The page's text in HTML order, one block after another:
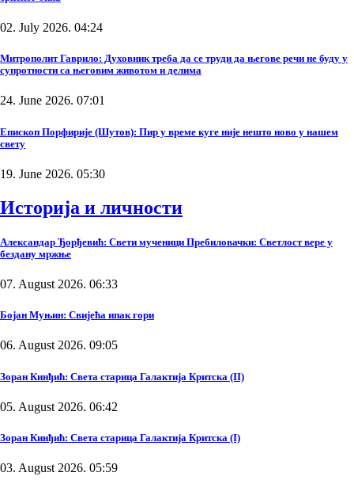
02. July 2026. 04:24
Митрополит Гаврило: Духовник треба да се труди да његове речи не буду у
супротности са његовим животом и делима
24. June 2026. 07:01
Епископ Порфирије (Шутов): Пир у време куге није нешто ново у нашем
свету
19. June 2026. 05:30
Историја и личности
Александар Ђорђевић: Свети мученици Пребиловачки: Светлост вере у
бездану мржње
07. August 2026. 06:33
Бојан Муњин: Свијећа ипак гори
06. August 2026. 09:05
Зоран Кинђић: Света старица Галактија Критска (II)
05. August 2026. 06:42
Зоран Кинђић: Света старица Галактија Критска (I)
03. August 2026. 05:59